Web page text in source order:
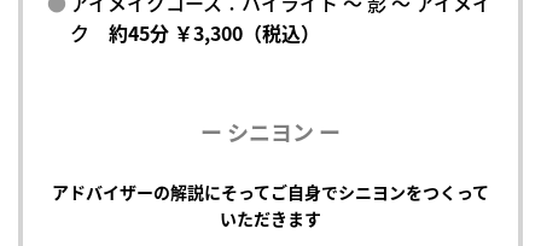
ク約45分 ￥3,300（税込）
ー シニヨン ー
アドバイザーの解説にそってご自身でシニヨンをつくって
いただきます